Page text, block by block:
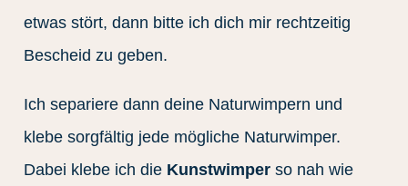
etwas stört, dann bitte ich dich mir rechtzeitig
Bescheid zu geben.
Ich separiere dann deine Naturwimpern und
klebe sorgfältig jede mögliche Naturwimper.
Dabei klebe ich die Kunstwimper so nah wie